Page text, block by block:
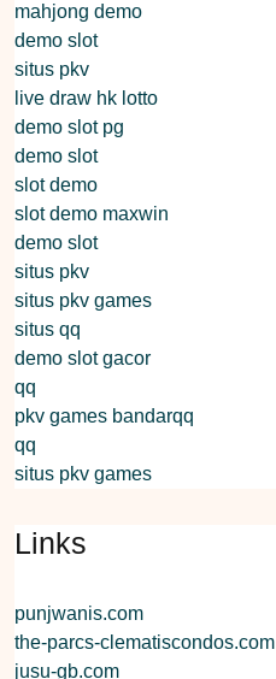
mahjong demo
demo slot
situs pkv
live draw hk lotto
demo slot pg
demo slot
slot demo
slot demo maxwin
demo slot
situs pkv
situs pkv games
situs qq
demo slot gacor
qq
pkv games bandarqq
qq
situs pkv games
Links
punjwanis.com
the-parcs-clematiscondos.com
jusu-gb.com